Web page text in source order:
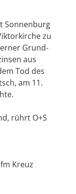
Sonnenburg
zu
Grund-
aus
Tod des
am 11.
rührt O+S
Kreuz